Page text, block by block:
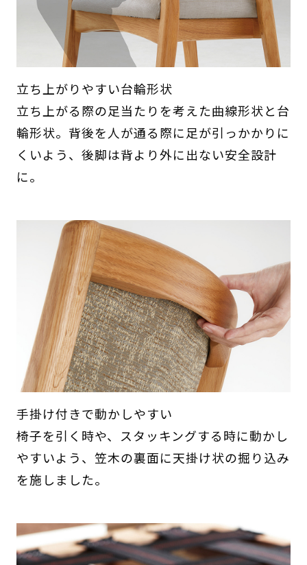
立ち上がりやすい台輪形状
立ち上がる際の足当たりを考えた曲線形状と台
輪形状。背後を人が通る際に足が引っかかりに
くいよう、後脚は背より外に出ない安全設計
に。
手掛け付きで動かしやすい
椅子を引く時や、スタッキングする時に動かし
やすいよう、笠木の裏面に天掛け状の掘り込み
を施しました。